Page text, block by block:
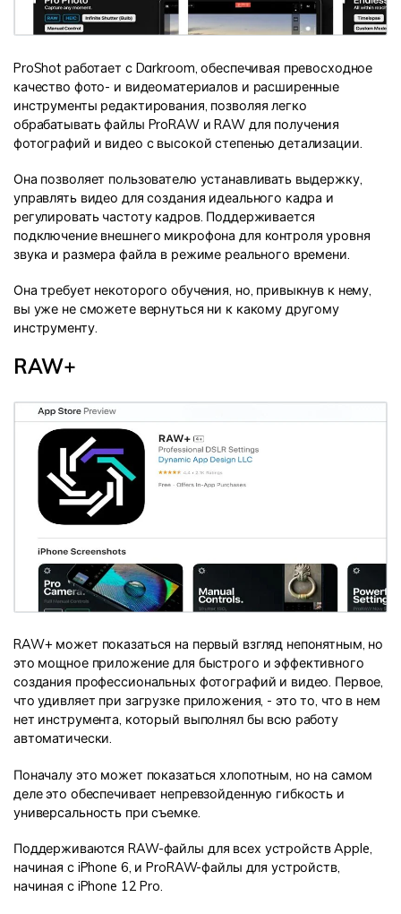
ProShot работает с Darkroom, обеспечивая превосходное
качество фото- и видеоматериалов и расширенные
инструменты редактирования, позволяя легко
обрабатывать файлы ProRAW и RAW для получения
фотографий и видео с высокой степенью детализации.
Она позволяет пользователю устанавливать выдержку,
управлять видео для создания идеального кадра и
регулировать частоту кадров. Поддерживается
подключение внешнего микрофона для контроля уровня
звука и размера файла в режиме реального времени.
Она требует некоторого обучения, но, привыкнув к нему,
вы уже не сможете вернуться ни к какому другому
инструменту.
RAW+
RAW+ может показаться на первый взгляд непонятным, но
это мощное приложение для быстрого и эффективного
создания профессиональных фотографий и видео. Первое,
что удивляет при загрузке приложения, - это то, что в нем
нет инструмента, который выполнял бы всю работу
автоматически.
Поначалу это может показаться хлопотным, но на самом
деле это обеспечивает непревзойденную гибкость и
универсальность при съемке.
Поддерживаются RAW-файлы для всех устройств Apple,
начиная с iPhone 6, и ProRAW-файлы для устройств,
начиная с iPhone 12 Pro.